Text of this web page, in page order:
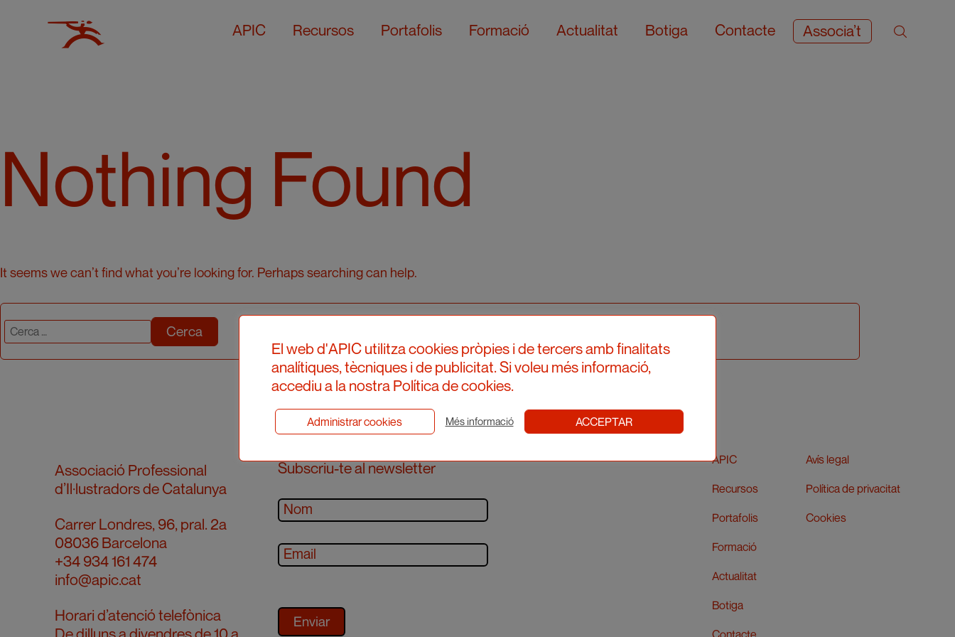
APIC Recursos Portafolis Formació Actualitat Botiga Contacte Associa’t
Nothing Found
It seems we can’t find what you’re looking for. Perhaps searching can help.
Cerca:
Associació Professional
d’Il·lustradors de Catalunya
Carrer Londres, 96, pral. 2a
08036 Barcelona
+34 934 161 474
info@apic.cat
Horari d’atenció telefònica
De dilluns a divendres de 10 a
Subscriu-te al newsletter APIC
Recursos
Portafolis
Formació
Actualitat
Botiga
Avís legal
Política de privacitat
Cookies
El web d'APIC utilitza cookies pròpies i de tercers amb finalitats
analítiques, tècniques i de publicitat. Si voleu més informació,
accediu a la nostra Política de cookies.
Administrar cookies Més informació ACCEPTAR